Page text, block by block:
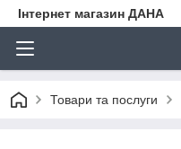
Інтернет магазин ДАНА
Товари та послуги